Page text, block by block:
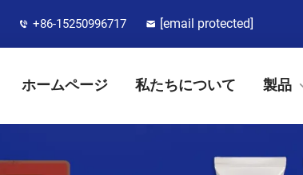
+86-15250996717 [email protected]
ホームページ 私たちについて 製品